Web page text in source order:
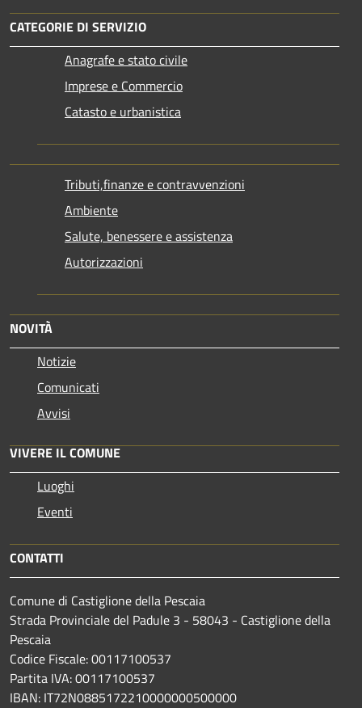
CATEGORIE DI SERVIZIO
Anagrafe e stato civile
Imprese e Commercio
Catasto e urbanistica
Tributi,finanze e contravvenzioni
Ambiente
Salute, benessere e assistenza
Autorizzazioni
NOVITÀ
Notizie
Comunicati
Avvisi
VIVERE IL COMUNE
Luoghi
Eventi
CONTATTI
Comune di Castiglione della Pescaia
Strada Provinciale del Padule 3 - 58043 - Castiglione della
Pescaia
Codice Fiscale: 00117100537
Partita IVA: 00117100537
IBAN: IT72N0885172210000000500000